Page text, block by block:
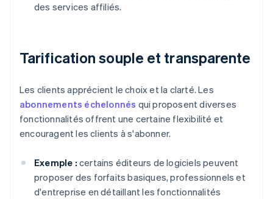
des services affiliés.
Tarification souple et transparente
Les clients apprécient le choix et la clarté. Les
abonnements échelonnés qui proposent diverses
fonctionnalités offrent une certaine flexibilité et
encouragent les clients à s'abonner.
Exemple : certains éditeurs de logiciels peuvent
proposer des forfaits basiques, professionnels et
d'entreprise en détaillant les fonctionnalités